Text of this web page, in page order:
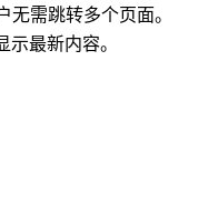
需跳转多个页面。
最新内容。